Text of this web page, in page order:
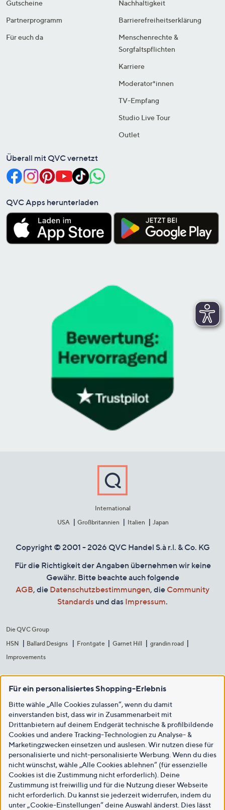
Gutscheine
Partnerprogramm
Für euch da
Nachhaltigkeit
Barrierefreiheitserklärung
Menschenrechte &
Sorgfaltspflichten
Karriere
Moderator*innen
TV-Empfang
Studio Live Tour
Outlet
Überall mit QVC vernetzt
QVC Apps herunterladen
International
USA
Großbritannien Italien Japan
Copyright © 2001 - 2026 QVC Handel S.à r.l. & Co. KG
Für die Richtigkeit der Angaben übernehmen wir keine
Gewähr. Bitte beachte auch folgende
AGB, die Datenschutzbestimmungen, die Community
Standards und das Impressum.
Die QVC Group
HSN
Ballard Designs Frontgate Garnet Hill
grandin road
Improvements
Für ein personalisiertes Shopping-Erlebnis
Bitte wähle „Alle Cookies zulassen“, wenn du damit
einverstanden bist, dass wir in Zusammenarbeit mit
Drittanbietern auf deinem Endgerät technische & profilbildende
Cookies und andere Tracking-Technologien zu Analyse- &
Marketingzwecken einsetzen und auslesen. Wir nutzen diese für
personalisierte und nicht-personalisierte Werbung. Wenn du dies
nicht wünschst, wähle „Alle Cookies ablehnen“ (für essenzielle
Cookies ist die Zustimmung nicht erforderlich). Deine
Zustimmung ist freiwillig und für die Nutzung dieser Webseite
nicht erforderlich. Du kannst sie jederzeit widerrufen, indem du
unter „Cookie-Einstellungen“ deine Auswahl änderst. Dies lässt